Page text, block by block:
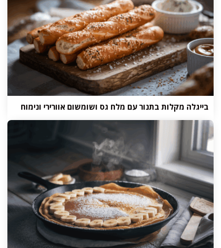
בייגלה מקלות בתנור עם מלח גס ושומשום אוורירי ונימוח